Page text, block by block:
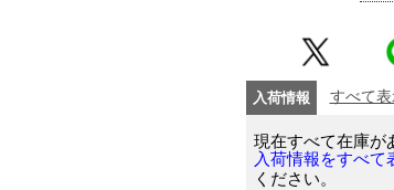
入荷情報 すべて表
現在すべて在庫が
入荷情報をすべて
ください。